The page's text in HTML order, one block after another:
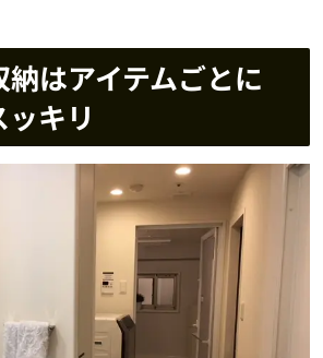
はアイテムごとに
キリ